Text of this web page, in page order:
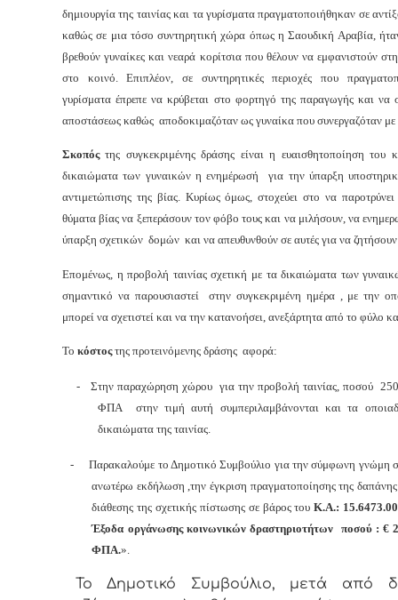
δημιουργία της ταινίας και τα γυρίσματα πραγματοποιήθηκαν σε
καθώς σε μια τόσο συντηρητική χώρα όπως η Σαουδική Αραβία,
βρεθούν γυναίκες και νεαρά κορίτσια που θέλουν να εμφανιστούν
στο κοινό. Επιπλέον, σε συντηρητικές περιοχές που
γυρίσματα έπρεπε να κρύβεται στο φορτηγό της παραγωγής και να
αποστάσεως καθώς αποδοκιμαζόταν ως γυναίκα που συνεργαζόταν με
Σκοπόςτης συγκεκριμένης δράσης είναι η ευαισθητοποίηση του
δικαιώματα των γυναικών η ενημέρωσή για την ύπαρξη
αντιμετώπισης της βίας. Κυρίως όμως, στοχεύει στο να παροτρύνει
θύματα βίας να ξεπεράσουν τον φόβο τους και να μιλήσουν, να
ύπαρξη σχετικών δομών και να απευθυνθούν σε αυτές για να
Επομένως, η προβολή ταινίας σχετική με τα δικαιώματα των
σημαντικό να παρουσιαστεί στην συγκεκριμένη ημέρα , με την
μπορεί να σχετιστεί και να την κατανοήσει, ανεξάρτητα από το φύλο
Το κόστοςτης προτεινόμενης δράσης αφορά:
-
Στην παραχώρηση χώρου για την προβολή ταινίας, ποσού
ΦΠΑ στην τιμή αυτή συμπεριλαμβάνονται και τα
δικαιώματα της ταινίας.
-
Παρακαλούμε το Δημοτικό Συμβούλιο για την σύμφωνη γνώμη
ανωτέρω εκδήλωση ,την έγκριση πραγματοποίησης της
διάθεσης της σχετικής πίστωσης σε βάρος τουΚ.Α.:
Έξοδα οργάνωσης κοινωνικών δραστηριοτήτων ποσού : €
ΦΠΑ.».
Το Δημοτικό Συμβούλιο, μετά από